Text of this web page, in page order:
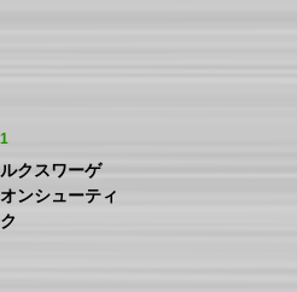
クスワーゲ
ンシューティ